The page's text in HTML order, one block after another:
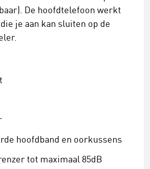
De hoofdtelefoon werkt
je aan kan sluiten op de
hoofdband en oorkussens
tot maximaal 85dB